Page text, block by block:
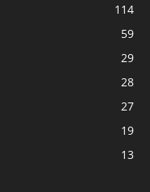
114
59
29
28
27
19
13